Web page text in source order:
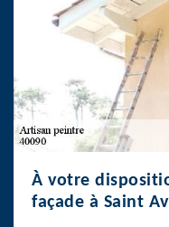
À votre
façade à Saint